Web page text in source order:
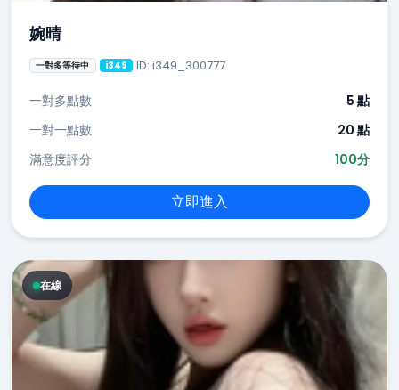
婉晴
一對多等待中 i349 ID: i349_300777
一對多點數
5 點
一對一點數
20 點
滿意度評分
100分
立即進入
在線